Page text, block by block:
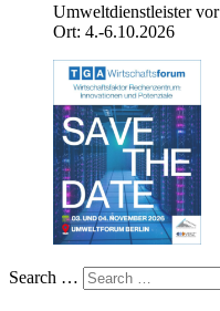
Umweltdienstleister vor
Ort: 4.-6.10.2026
Search …